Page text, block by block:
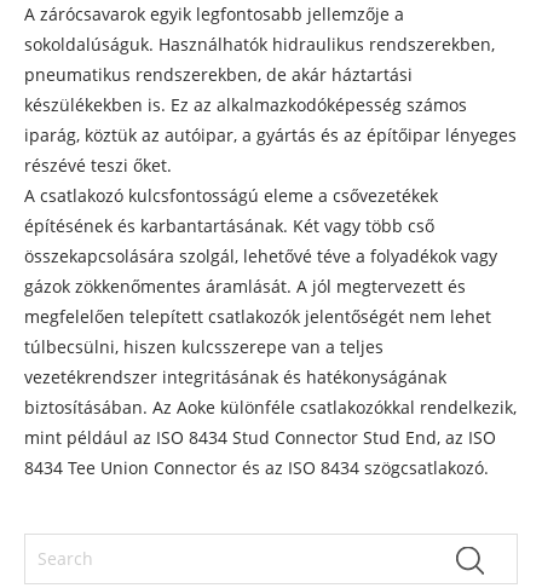
A zárócsavarok egyik legfontosabb jellemzője a
sokoldalúságuk. Használhatók hidraulikus rendszerekben,
pneumatikus rendszerekben, de akár háztartási
készülékekben is. Ez az alkalmazkodóképesség számos
iparág, köztük az autóipar, a gyártás és az építőipar lényeges
részévé teszi őket.
A csatlakozó kulcsfontosságú eleme a csővezetékek
építésének és karbantartásának. Két vagy több cső
összekapcsolására szolgál, lehetővé téve a folyadékok vagy
gázok zökkenőmentes áramlását. A jól megtervezett és
megfelelően telepített csatlakozók jelentőségét nem lehet
túlbecsülni, hiszen kulcsszerepe van a teljes
vezetékrendszer integritásának és hatékonyságának
biztosításában. Az Aoke különféle csatlakozókkal rendelkezik,
mint például az ISO 8434 Stud Connector Stud End, az ISO
8434 Tee Union Connector és az ISO 8434 szögcsatlakozó.